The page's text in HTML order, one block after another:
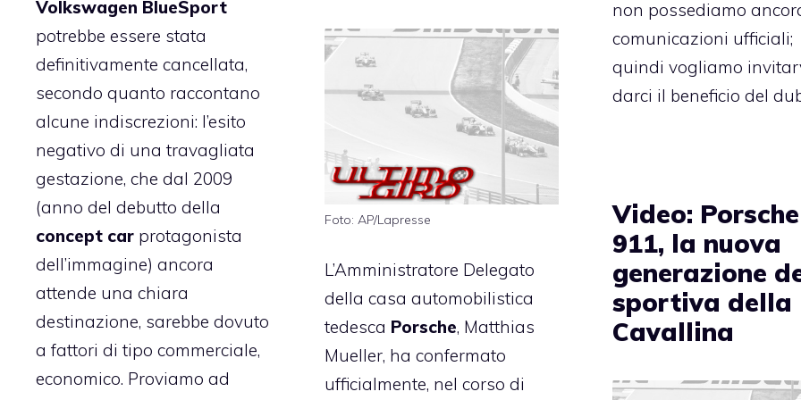
non possediamo
comunicazioni ufficiali;
quindi vogliamo
darci il beneficio del
Volkswagen BlueSport
potrebbe essere stata
definitivamente cancellata,
secondo quanto raccontano
alcune indiscrezioni: l’esito
negativo di una travagliata
gestazione, che dal 2009
(anno del debutto della
concept car protagonista
dell’immagine) ancora
attende una chiara
destinazione, sarebbe dovuto
a fattori di tipo commerciale,
economico. Proviamo ad
Foto: AP/Lapresse
L’Amministratore Delegato
della casa automobilistica
tedesca Porsche, Matthias
Mueller, ha confermato
ufficialmente, nel corso di
Video: Porsche
911, la nuova
generazione
sportiva della
Cavallina